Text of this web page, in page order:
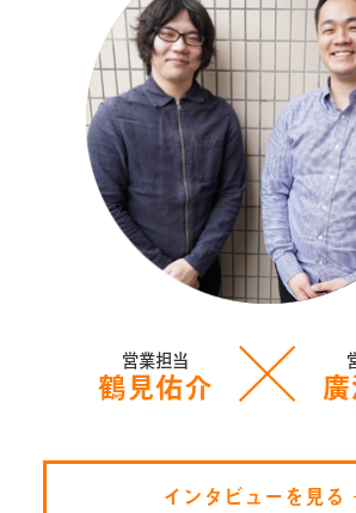
営業担当
鶴見佑介
インタビューを見